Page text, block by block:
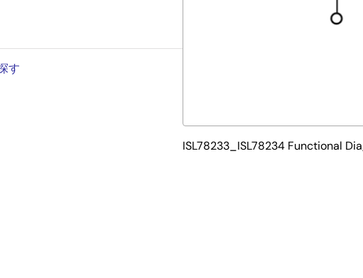
す
ISL78233_ISL78234 Functional